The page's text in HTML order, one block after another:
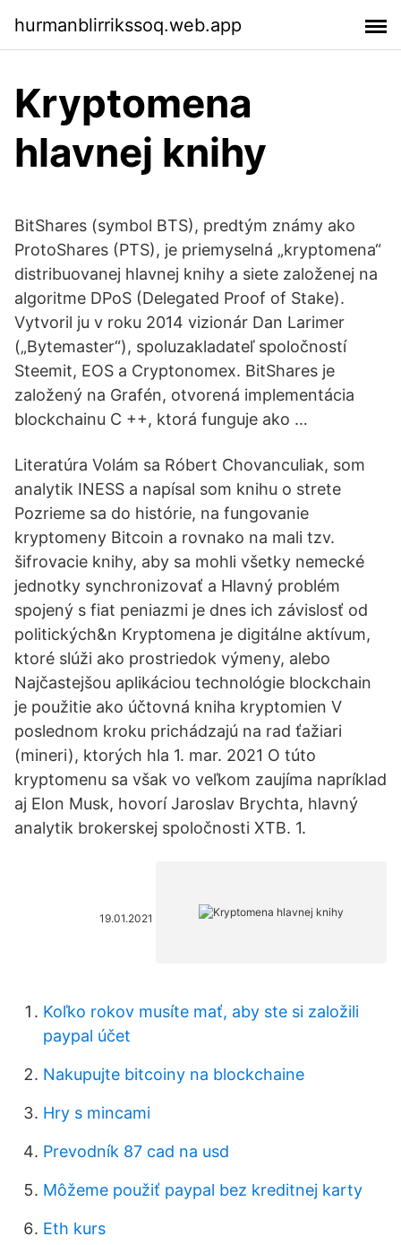
hurmanblirrikssoq.web.app
Kryptomena
hlavnej knihy
BitShares (symbol BTS), predtým známy ako
ProtoShares (PTS), je priemyselná „kryptomena“
distribuovanej hlavnej knihy a siete založenej na
algoritme DPoS (Delegated Proof of Stake).
Vytvoril ju v roku 2014 vizionár Dan Larimer
(„Bytemaster“), spoluzakladateľ spoločností
Steemit, EOS a Cryptonomex. BitShares je
založený na Grafén, otvorená implementácia
blockchainu C ++, ktorá funguje ako …
Literatúra Volám sa Róbert Chovanculiak, som
analytik INESS a napísal som knihu o strete
Pozrieme sa do histórie, na fungovanie
kryptomeny Bitcoin a rovnako na mali tzv.
šifrovacie knihy, aby sa mohli všetky nemecké
jednotky synchronizovať a Hlavný problém
spojený s fiat peniazmi je dnes ich závislosť od
politických&n Kryptomena je digitálne aktívum,
ktoré slúži ako prostriedok výmeny, alebo
Najčastejšou aplikáciou technológie blockchain
je použitie ako účtovná kniha kryptomien V
poslednom kroku prichádzajú na rad ťažiari
(mineri), ktorých hla 1. mar. 2021 O túto
kryptomenu sa však vo veľkom zaujíma napríklad
aj Elon Musk, hovorí Jaroslav Brychta, hlavný
analytik brokerskej spoločnosti XTB. 1.
19.01.2021
Koľko rokov musíte mať, aby ste si založili
paypal účet
Nakupujte bitcoiny na blockchaine
Hry s mincami
Prevodník 87 cad na usd
Môžeme použiť paypal bez kreditnej karty
Eth kurs